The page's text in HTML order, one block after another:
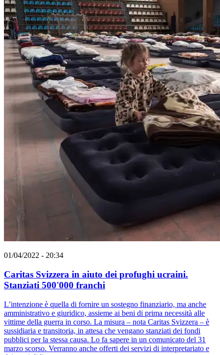
01/04/2022 - 20:34
Caritas Svizzera in aiuto dei profughi ucraini.
Stanziati 500'000 franchi
L’intenzione è quella di fornire un sostegno finanziario, ma anche
amministrativo e giuridico, assieme ai beni di prima necessità alle
vittime della guerra in corso. La misura – nota Caritas Svizzera – è
sussidiaria e transitoria, in attesa che vengano stanziati dei fondi
pubblici per la stessa causa. Lo fa sapere in un comunicato del 31
marzo scorso. Verranno anche offerti dei servizi di interpretariato e